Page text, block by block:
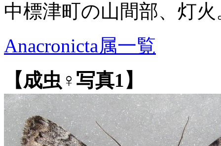
中標津町の山間部、灯火
Anacronicta属一覧
【成虫♀写真1】